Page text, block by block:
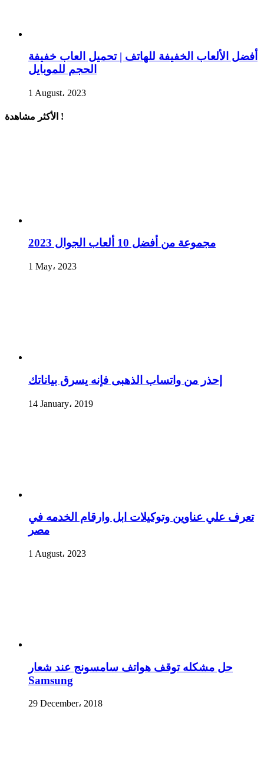
أفضل الألعاب الخفيفة للهاتف | تحميل العاب خفيفة
الحجم للموبايل
1 August، 2023
الأكثر مشاهدة !
مجموعة من أفضل 10 ألعاب الجوال 2023
1 May، 2023
إحذر من واتساب الذهبى فإنه يسرق بياناتك
14 January، 2019
تعرف علي عناوين وتوكيلات ابل وارقام الخدمه في
مصر
1 August، 2023
حل مشكله توقف هواتف سامسونج عند شعار
Samsung
29 December، 2018